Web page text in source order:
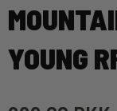
YOUNG